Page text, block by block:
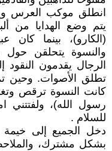
انطلق موكب العرس
يتم وضع الهدايا من
(الكارو)، بينما كان
والنسوة يتحلقن
الرجال يقدمون
تطلق الأصوات. وحين
كانت النسوة ترقص
رسول الله)، ولفتتني
للسلام .
دخل الجميع إلى خيمة
بشكل مشترك،